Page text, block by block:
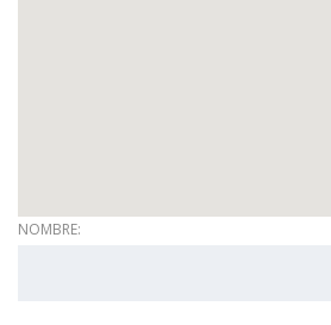
NOMBRE: